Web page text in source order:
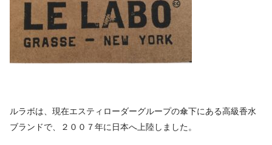
ルラボは、現在エスティローダーグループの傘下にある高級香水
ブランドで、２００７年に日本へ上陸しました。